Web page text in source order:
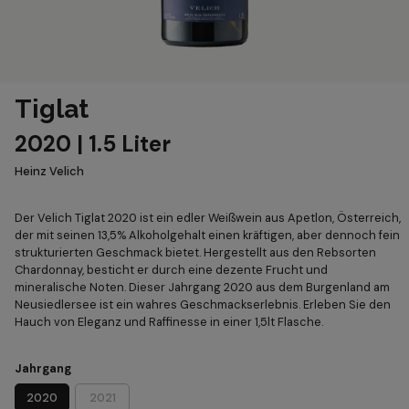
Tiglat
2020 | 1.5 Liter
Heinz Velich
Der Velich Tiglat 2020 ist ein edler Weißwein aus Apetlon, Österreich,
der mit seinen 13,5% Alkoholgehalt einen kräftigen, aber dennoch fein
strukturierten Geschmack bietet. Hergestellt aus den Rebsorten
Chardonnay, besticht er durch eine dezente Frucht und
mineralische Noten. Dieser Jahrgang 2020 aus dem Burgenland am
Neusiedlersee ist ein wahres Geschmackserlebnis. Erleben Sie den
Hauch von Eleganz und Raffinesse in einer 1,5lt Flasche.
Jahrgang
2020
2021